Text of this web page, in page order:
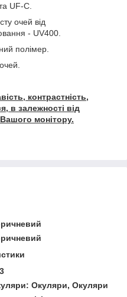
UF-C.
очей від
- UV400.
полімер.
контрастність,
в залежності від
монітору.
Окуляри, Окуляри